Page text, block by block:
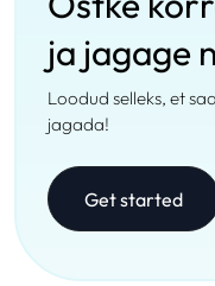
ja jagage
Loodud selleks, et
jagada!
Get started